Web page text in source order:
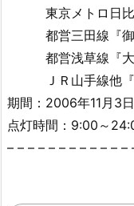
東京メトロ日比谷
都営三田線『御
都営浅草線『大
ＪＲ山手線他『
期間：2006年11月3
点灯時間：9:00～
– – – – – – – – – – – –